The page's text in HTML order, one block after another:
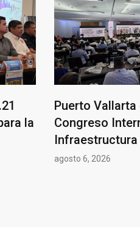
la
Puerto
Congreso
Infraestructura
agosto 6, 2026